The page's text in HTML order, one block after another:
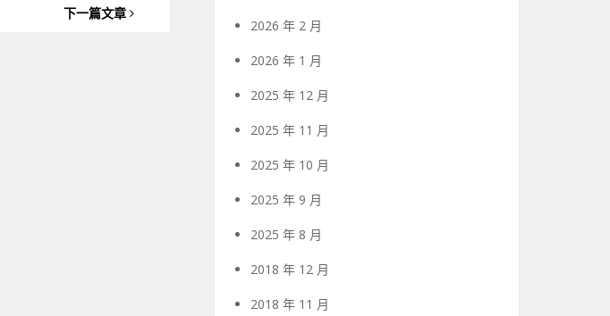
下一篇文章
2026 年 2 月
2026 年 1 月
2025 年 12 月
2025 年 11 月
2025 年 10 月
2025 年 9 月
2025 年 8 月
2018 年 12 月
2018 年 11 月